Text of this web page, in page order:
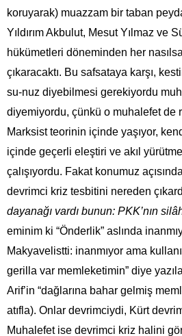
koruyarak) muazzam bir taban
Yıldırım Akbulut, Mesut Yılmaz ve
hükümetleri döneminden her
çıkaracaktı. Bu safsataya karşı,
su-nuz diyebilmesi gerekiyordu
diyemiyordu, çünkü o muhalefet de
Marksist teorinin içinde yaşıyor,
içinde geçerli eleştiri ve akıl
çalışıyordu. Fakat konumuz
devrimci kriz tesbitini nereden
dayanağı vardı bunun: PKK’nın
eminim ki “Önderlik” aslında
Makyavelistti: inanmıyor ama
gerilla var memleketimin” diye
Arif’in “dağlarına bahar gelmiş
atıfla). Onlar devrimciydi, Kürt
Muhalefet ise devrimci kriz halini